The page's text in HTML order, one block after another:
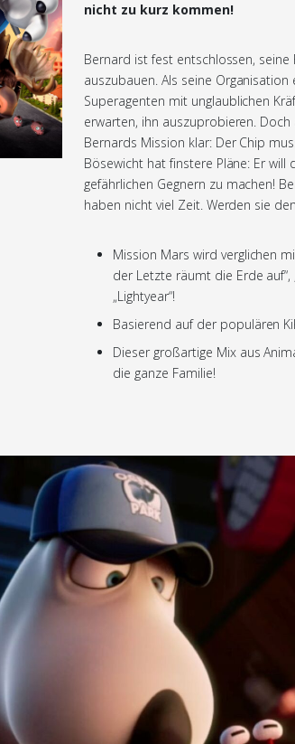
nicht zu kurz kommen!
Bernard ist fest entschlossen,
auszubauen. Als seine
Superagenten mit unglaublichen
erwarten, ihn auszuprobieren.
Bernards Mission klar: Der Chip
Bösewicht hat finstere Pläne: Er will
gefährlichen Gegnern zu machen!
haben nicht viel Zeit. Werden sie
Mission Mars wird verglichen
der Letzte räumt die Erde
„Lightyear“!
Basierend auf der populären
Dieser großartige Mix aus
die ganze Familie!